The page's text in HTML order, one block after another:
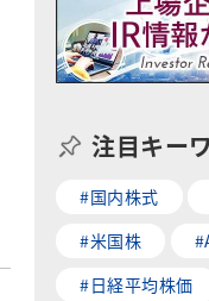
注目キー
#国内株式
#米国株
#日経平均株価